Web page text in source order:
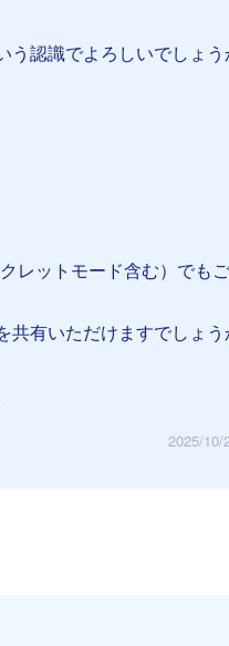
う認識でよろしいでしょ
レットモード含む）でも
共有いただけますでしょ
2025/10/